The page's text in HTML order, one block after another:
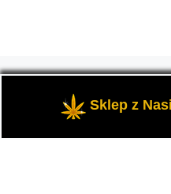
GrowEnter to strona o
zwanej
Sklep z